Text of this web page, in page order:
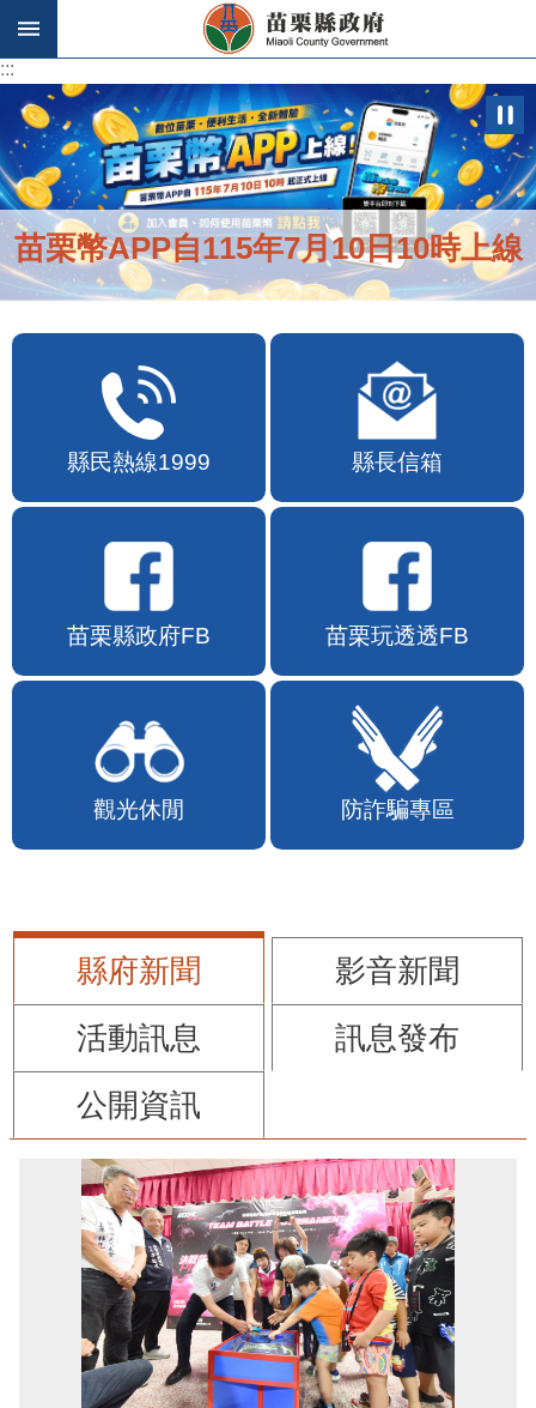
跳到主要內容區塊
:::
苗栗幣APP自115年7月10日10時上線
縣民熱線1999 縣長信箱
苗栗縣政府FB 苗栗玩透透FB
觀光休閒 防詐騙專區
縣府新聞
影音新聞
活動訊息
訊息發布
公開資訊